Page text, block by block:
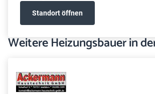
Standort öffnen
Weitere Heizungsbauer in